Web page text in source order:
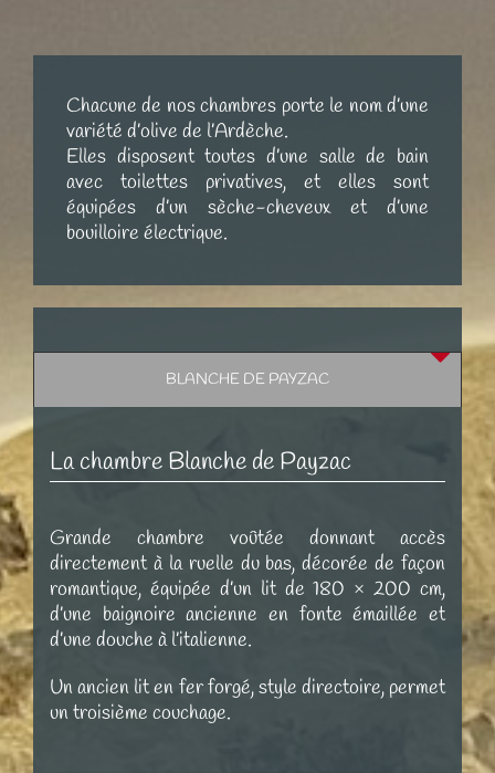
Chacune de nos chambres porte le nom d’une
variété d’olive de l’Ardèche.
Elles disposent toutes d’une salle de bain
avec toilettes privatives, et elles sont
équipées d’un sèche-cheveux et d’une
bouilloire électrique.
BLANCHE DE PAYZAC
La chambre Blanche de Payzac
Grande chambre voûtée donnant accès
directement à la ruelle du bas, décorée de façon
romantique, équipée d’un lit de 180 × 200 cm,
d’une baignoire ancienne en fonte émaillée et
d’une douche à l’italienne.
Un ancien lit en fer forgé, style directoire, permet
un troisième couchage.